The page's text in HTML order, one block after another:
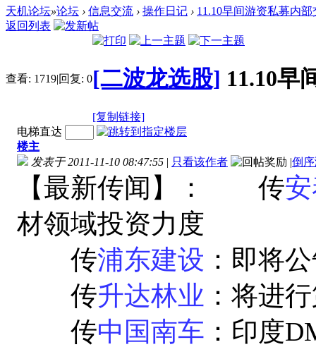
天机论坛»论坛 › 信息交流 › 操作日记 › 11.10早间游资私募内
返回列表
查看: 1719|回复: 0[二波龙选股] 11.10早
[复制链接]
电梯直达
楼主
发表于 2011-11-10 08:47:55 | 只看该作者 |倒
【最新传闻】： 传
材领域投资力度
传浦东建设 ：即将
传升达林业 ：将进
传中国南车 ：印度